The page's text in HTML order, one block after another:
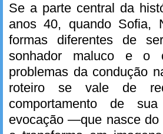
Se a parte central da
anos 40, quando Sofia,
formas diferentes de
sonhador maluco e o
problemas da condução
roteiro se vale de
comportamento de
evocação —que nasce